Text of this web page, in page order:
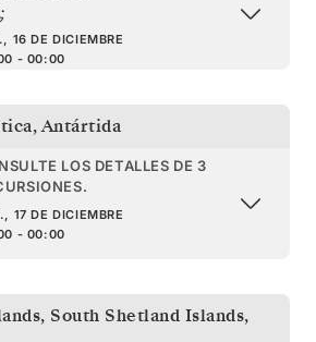
16 DE DICIEMBRE
- 00:00
,Antártida
LOS DETALLES DE 3
17 DE DICIEMBRE
- 00:00
, South Shetland Islands,